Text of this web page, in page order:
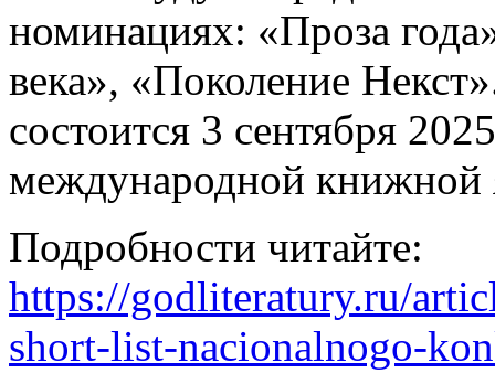
номинациях: «Проза
века», «Поколение
состоится 3 сентября
международной книжной
Подробности читайте:
https://godliteratury.ru/
short-list-nacionalnogo-